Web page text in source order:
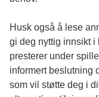
Husk også å lese
gi deg nyttig innsikt
presterer under
informert beslutning
som vil støtte deg i